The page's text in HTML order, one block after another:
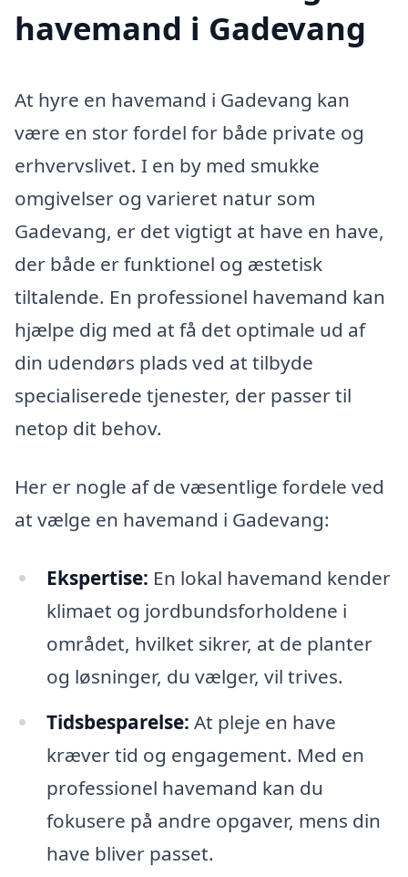
havemand i Gadevang
At hyre en havemand i Gadevang kan
være en stor fordel for både private og
erhvervslivet. I en by med smukke
omgivelser og varieret natur som
Gadevang, er det vigtigt at have en have,
der både er funktionel og æstetisk
tiltalende. En professionel havemand kan
hjælpe dig med at få det optimale ud af
din udendørs plads ved at tilbyde
specialiserede tjenester, der passer til
netop dit behov.
Her er nogle af de væsentlige fordele ved
at vælge en havemand i Gadevang:
Ekspertise: En lokal havemand kender
klimaet og jordbundsforholdene i
området, hvilket sikrer, at de planter
og løsninger, du vælger, vil trives.
Tidsbesparelse: At pleje en have
kræver tid og engagement. Med en
professionel havemand kan du
fokusere på andre opgaver, mens din
have bliver passet.